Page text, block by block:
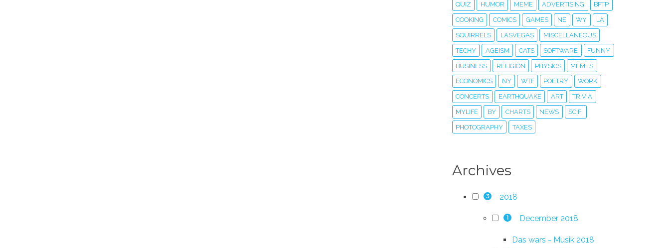
QUIZ HUMOR MEME ADVERTISING BFTP
COOKING COMICS GAMES NE WY LA
SQUIRRELS LASVEGAS MISCELLANEOUS
TECHY AGEISM CATS SOFTWARE FUNNY
BUSINESS RELIGION PHYSICS MEMES
ECONOMICS NY WTF POETRY WORK
CONCERTS EARTHQUAKE ART TRIVIA
MYLIFE BY CHARTS NEWS SCIFI
PHOTOGRAPHY TAXES
Archives
3 2018
1 December 2018
Das wars - Musik 2018